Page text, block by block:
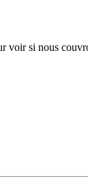
voir si nous